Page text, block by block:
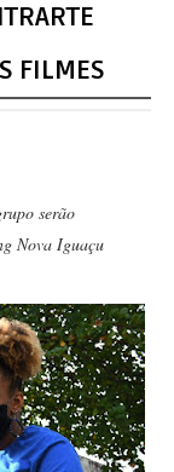
FILMES
serão
Nova Iguaçu